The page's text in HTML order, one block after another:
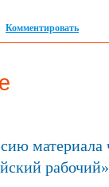
Комментировать
материала
рабочий»